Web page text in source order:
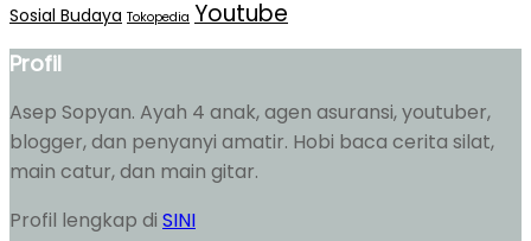
Sosial Budaya Tokopedia Youtube
Profil
Asep Sopyan. Ayah 4 anak, agen asuransi, youtuber,
blogger, dan penyanyi amatir. Hobi baca cerita silat,
main catur, dan main gitar.
Profil lengkap di SINI